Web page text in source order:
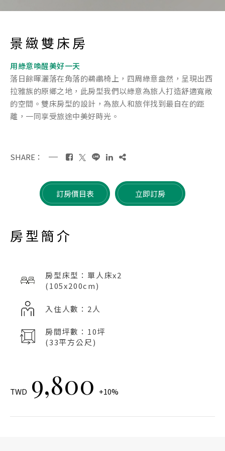
景緻雙床房
用綠意喚醒美好一天
落日餘暉灑落在角落的鵜鶘椅上，四周綠意盎然，呈現出西
拉雅族的原鄉之地，此房型我們以綠意為旅人打造舒適寬敞
的空間。雙床房型的設計，為旅人和旅伴找到最自在的距
離，一同享受旅途中美好時光。
SHARE：
訂房價目表 立即訂房
房型簡介
房型床型：單人床x2
(105x200cm)
入住人數：2人
房間坪數：10坪
(33平方公尺)
TWD 9,800 +10%